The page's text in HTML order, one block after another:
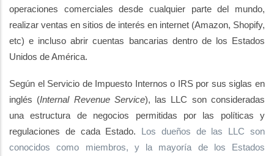
operaciones comerciales desde cualquier parte del mundo,
realizar ventas en sitios de interés en internet (Amazon, Shopify,
etc) e incluso abrir cuentas bancarias dentro de los Estados
Unidos de América.
Según el Servicio de Impuesto Internos o IRS por sus siglas en
inglés (Internal Revenue Service), las LLC son consideradas
una estructura de negocios permitidas por las políticas y
regulaciones de cada Estado. Los dueños de las LLC son
conocidos como miembros, y la mayoría de los Estados